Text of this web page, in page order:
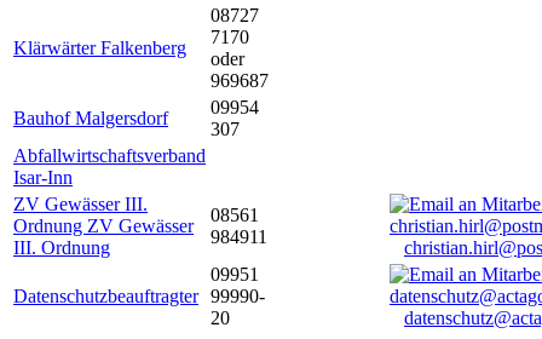
Klärwärter Falkenberg
08727
7170
oder
969687
Bauhof Malgersdorf
09954
307
Abfallwirtschaftsverband
Isar-Inn
ZV Gewässer III.
Ordnung ZV Gewässer
III. Ordnung
08561
984911
Datenschutzbeauftragter
09951
99990-
20